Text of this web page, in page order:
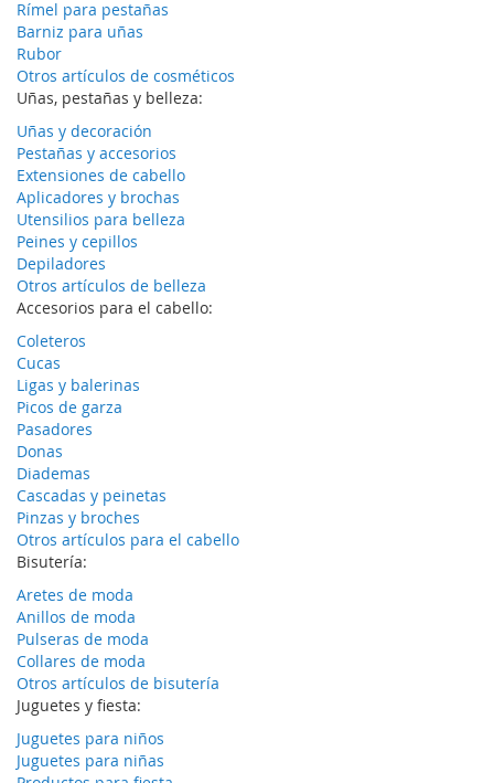
Rímel para pestañas
Barniz para uñas
Rubor
Otros artículos de cosméticos
Uñas, pestañas y belleza:
Uñas y decoración
Pestañas y accesorios
Extensiones de cabello
Aplicadores y brochas
Utensilios para belleza
Peines y cepillos
Depiladores
Otros artículos de belleza
Accesorios para el cabello:
Coleteros
Cucas
Ligas y balerinas
Picos de garza
Pasadores
Donas
Diademas
Cascadas y peinetas
Pinzas y broches
Otros artículos para el cabello
Bisutería:
Aretes de moda
Anillos de moda
Pulseras de moda
Collares de moda
Otros artículos de bisutería
Juguetes y fiesta:
Juguetes para niños
Juguetes para niñas